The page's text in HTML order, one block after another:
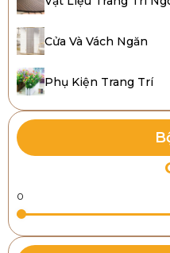
Cửa Và Vách Ngăn
Phụ Kiện Trang Trí